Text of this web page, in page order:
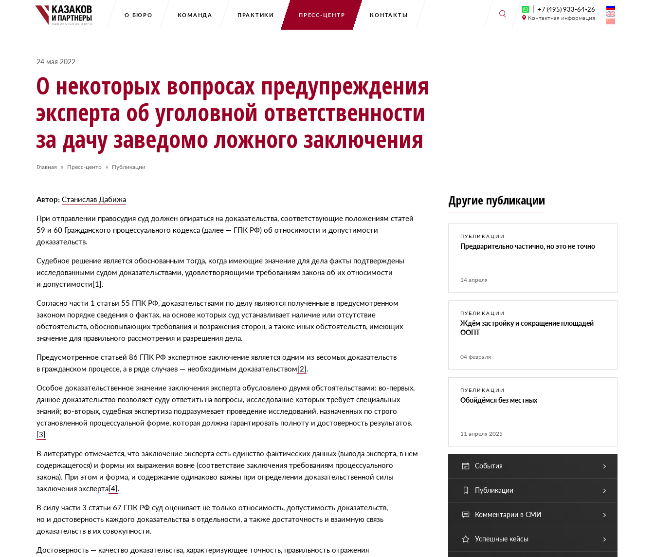
О БЮРО КОМАНДА ПРАКТИКИ ПРЕСС-ЦЕНТР КОНТАКТЫ
+7 (495) 933-64-26
Контактная информация
24 мая 2022
О некоторых вопросах предупреждения
эксперта об уголовной ответственности
за дачу заведомо ложного заключения
Главная Пресс-центр Публикации
Автор: Станислав Дабижа
При отправлении правосудия суд должен опираться на доказательства, соответствующие положениям статей
59 и 60 Гражданского процессуального кодекса (далее — ГПК РФ) об относимости и допустимости
доказательств.
Судебное решение является обоснованным тогда, когда имеющие значение для дела факты подтверждены
исследованными судом доказательствами, удовлетворяющими требованиям закона об их относимости
и допустимости[1].
Согласно части 1 статьи 55 ГПК РФ, доказательствами по делу являются полученные в предусмотренном
законом порядке сведения о фактах, на основе которых суд устанавливает наличие или отсутствие
обстоятельств, обосновывающих требования и возражения сторон, а также иных обстоятельств, имеющих
значение для правильного рассмотрения и разрешения дела.
Предусмотренное статьей 86 ГПК РФ экспертное заключение является одним из весомых доказательств
в гражданском процессе, а в ряде случаев — необходимым доказательством[2].
Особое доказательственное значение заключения эксперта обусловлено двумя обстоятельствами: во-первых,
данное доказательство позволяет суду ответить на вопросы, исследование которых требует специальных
знаний; во-вторых, судебная экспертиза подразумевает проведение исследований, назначенных по строго
установленной процессуальной форме, которая должна гарантировать полноту и достоверность результатов.
[3]
В литературе отмечается, что заключение эксперта есть единство фактических данных (вывода эксперта, в нем
содержащегося) и формы их выражения вовне (соответствие заключения требованиям процессуального
закона). При этом и форма, и содержание одинаково важны при определении доказательственной силы
заключения эксперта[4].
В силу части 3 статьи 67 ГПК РФ суд оценивает не только относимость, допустимость доказательств,
но и достоверность каждого доказательства в отдельности, а также достаточность и взаимную связь
доказательств в их совокупности.
Достоверность — качество доказательства, характеризующее точность, правильность отражения
Другие публикации
ПУБЛИКАЦИИ
Предварительно частично, но это не точно
14 апреля
ПУБЛИКАЦИИ
Ждём застройку и сокращение площадей
ООПТ
04 февраля
ПУБЛИКАЦИИ
Обойдёмся без местных
11 апреля 2025
События
Публикации
Комментарии в СМИ
Успешные кейсы